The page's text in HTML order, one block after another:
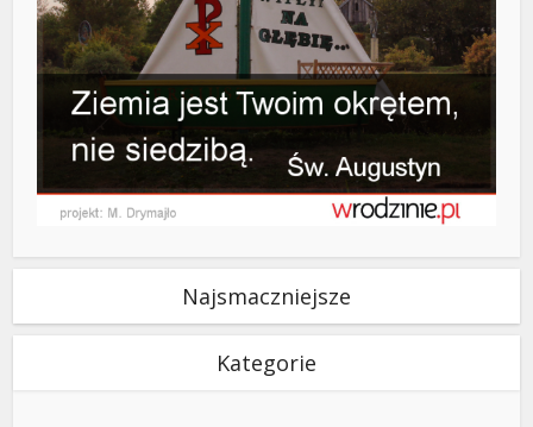
Najsmaczniejsze
Kategorie